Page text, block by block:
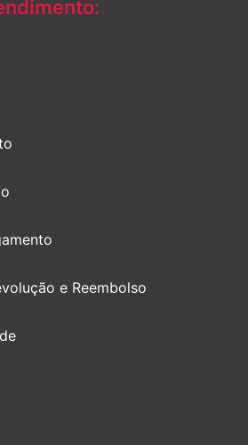
e Reembolso